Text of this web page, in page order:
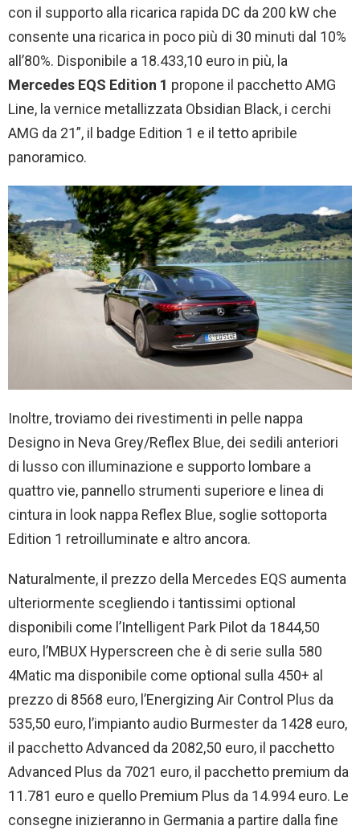
con il supporto alla ricarica rapida DC da 200 kW che
consente una ricarica in poco più di 30 minuti dal 10%
all’80%. Disponibile a 18.433,10 euro in più, la
Mercedes EQS Edition 1 propone il pacchetto AMG
Line, la vernice metallizzata Obsidian Black, i cerchi
AMG da 21”, il badge Edition 1 e il tetto apribile
panoramico.
Inoltre, troviamo dei rivestimenti in pelle nappa
Designo in Neva Grey/Reflex Blue, dei sedili anteriori
di lusso con illuminazione e supporto lombare a
quattro vie, pannello strumenti superiore e linea di
cintura in look nappa Reflex Blue, soglie sottoporta
Edition 1 retroilluminate e altro ancora.
Naturalmente, il prezzo della Mercedes EQS aumenta
ulteriormente scegliendo i tantissimi optional
disponibili come l’Intelligent Park Pilot da 1844,50
euro, l’MBUX Hyperscreen che è di serie sulla 580
4Matic ma disponibile come optional sulla 450+ al
prezzo di 8568 euro, l’Energizing Air Control Plus da
535,50 euro, l’impianto audio Burmester da 1428 euro,
il pacchetto Advanced da 2082,50 euro, il pacchetto
Advanced Plus da 7021 euro, il pacchetto premium da
11.781 euro e quello Premium Plus da 14.994 euro. Le
consegne inizieranno in Germania a partire dalla fine